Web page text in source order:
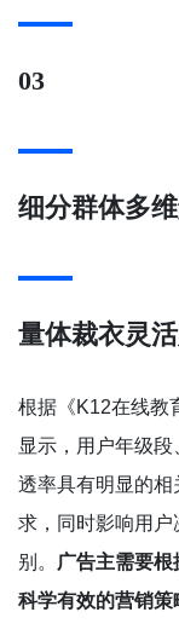
03
细分群体多
量体裁衣灵
根据《K12在线教
显示，用户年级
透率具有明显的
求，同时影响用
别。
广告主需要
科学有效的营销策